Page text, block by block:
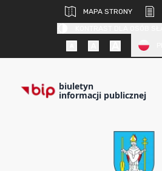
MAPA STRONY
biuletyn
informacji publicznej